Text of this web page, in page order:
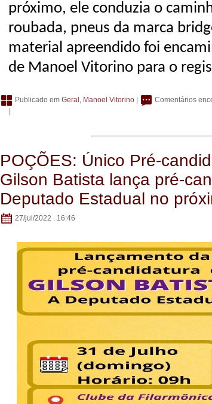
próximo, ele conduzia o
roubada, pneus da marca
material apreendido foi
de Manoel Vitorino para o
Publicado em Geral , Manoel Vitorino
Comentários
POÇÕES: Único Pré-
Gilson Batista lança pré-
Deputado Estadual no
27/jul/2022 . 16:46